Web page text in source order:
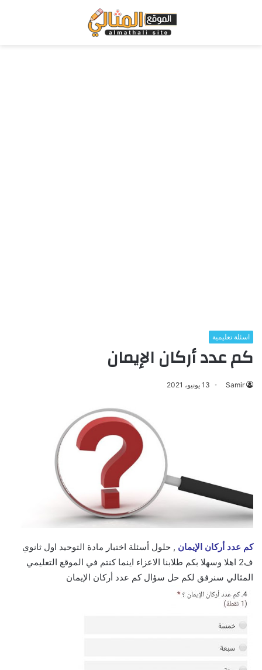
اسئلة تعليمية
كم عدد أركان الإيمان
Samir 13 يونيو، 2021
كم عدد أركان الإيمان , حلول أسئلة اختبار مادة التوحيد اول ثانوي
ف2 اهلا وسهلا بكم طلابنا الاعزاء اينما كنتم في الموقع التعليمي
المثالي سنرفق لكم حل سؤال كم عدد أركان الإيمان